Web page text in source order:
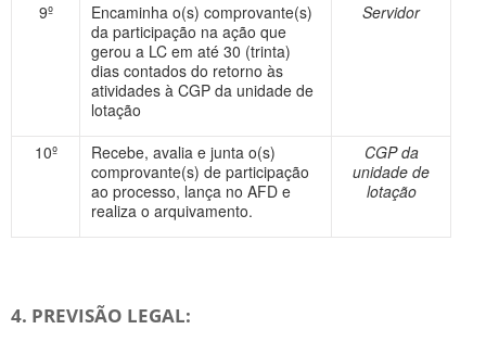
9º
Encaminha o(s) comprovante(s)
da participação na ação que
gerou a LC em até 30 (trinta)
dias contados do retorno às
atividades à CGP da unidade de
lotação
Servidor
10º
Recebe, avalia e junta o(s)
comprovante(s) de participação
ao processo, lança no AFD e
realiza o arquivamento.
CGP da
unidade de
lotação
4. PREVISÃO LEGAL: